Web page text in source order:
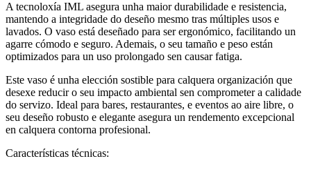
A tecnoloxía IML asegura unha maior durabilidade e resistencia,
mantendo a integridade do deseño mesmo tras múltiples usos e
lavados. O vaso está deseñado para ser ergonómico, facilitando un
agarre cómodo e seguro. Ademais, o seu tamaño e peso están
optimizados para un uso prolongado sen causar fatiga.
Este vaso é unha elección sostible para calquera organización que
desexe reducir o seu impacto ambiental sen comprometer a calidade
do servizo. Ideal para bares, restaurantes, e eventos ao aire libre, o
seu deseño robusto e elegante asegura un rendemento excepcional
en calquera contorna profesional.
Características técnicas: